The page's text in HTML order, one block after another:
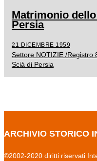
Matrimonio
Persia
21 DICEMBRE 1959
Settore NOTIZIE /Registro
Scià di Persia
ARCHIVIO STORICO
©2002-2020 diritti riservati